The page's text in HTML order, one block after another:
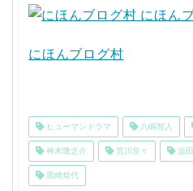
にほんブログ村
ヒューマンドラマ 八嶋智人
神木隆之介 荒川良々 迫
黒崎煌代